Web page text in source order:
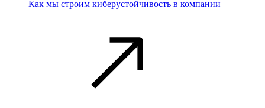
Как мы строим киберустойчивость в компании